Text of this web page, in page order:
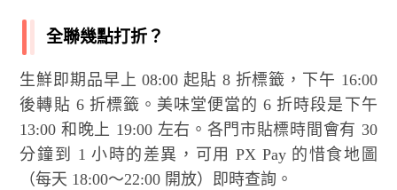
全聯幾點打折？
生鮮即期品早上 08:00 起貼 8 折標籤，下午 16:00
後轉貼 6 折標籤。美味堂便當的 6 折時段是下午
13:00 和晚上 19:00 左右。各門市貼標時間會有 30
分鐘到 1 小時的差異，可用 PX Pay 的惜食地圖
（每天 18:00～22:00 開放）即時查詢。